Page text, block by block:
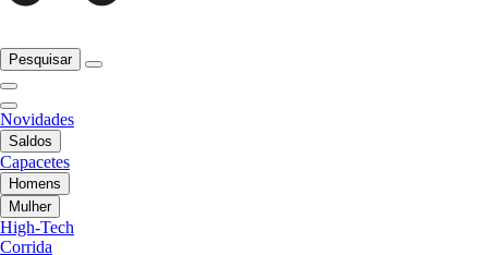
Pesquisar
Novidades
Saldos
Capacetes
Homens
Mulher
High-Tech
Corrida